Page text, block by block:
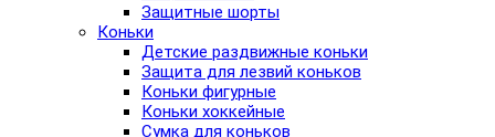
Защитные шорты
Коньки
Детские раздвижные коньки
Защита для лезвий коньков
Коньки фигурные
Коньки хоккейные
Сумка для коньков